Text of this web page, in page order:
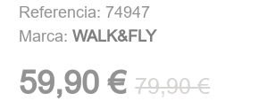
Referencia: 74947
Marca:WALK&FLY
59,90 € 79,90 €